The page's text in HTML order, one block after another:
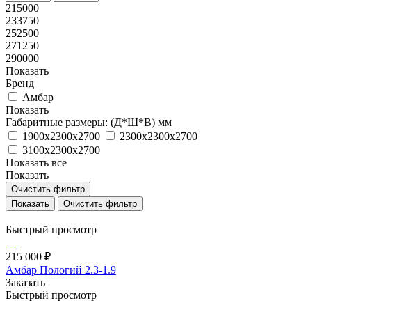
215000
233750
252500
271250
290000
Показать
Бренд
Амбар
Показать
Габаритные размеры: (Д*Ш*В) мм
1900х2300х2700
2300х2300х2700
3100х2300х2700
Показать все
Показать
Очистить фильтр
Очистить фильтр
Быстрый просмотр
215 000 ₽
Амбар Пологий 2.3-1.9
Заказать
Быстрый просмотр